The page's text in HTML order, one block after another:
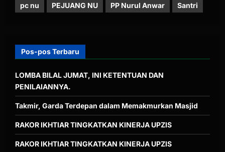
pc nu PEJUANG NU PP Nurul Anwar Santri
Pos-pos Terbaru
LOMBA BILAL JUMAT, INI KETENTUAN DAN
PENILAIANNYA.
Takmir, Garda Terdepan dalam Memakmurkan Masjid
RAKOR IKHTIAR TINGKATKAN KINERJA UPZIS
RAKOR IKHTIAR TINGKATKAN KINERJA UPZIS